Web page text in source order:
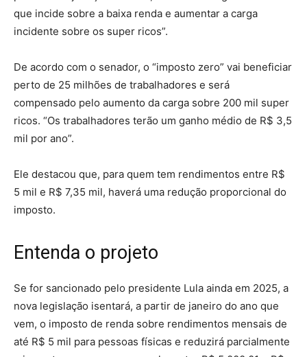
que incide sobre a baixa renda e aumentar a carga
incidente sobre os super ricos”.
De acordo com o senador, o “imposto zero” vai beneficiar
perto de 25 milhões de trabalhadores e será
compensado pelo aumento da carga sobre 200 mil super
ricos. “Os trabalhadores terão um ganho médio de R$ 3,5
mil por ano”.
Ele destacou que, para quem tem rendimentos entre R$
5 mil e R$ 7,35 mil, haverá uma redução proporcional do
imposto.
Entenda o projeto
Se for sancionado pelo presidente Lula ainda em 2025, a
nova legislação isentará, a partir de janeiro do ano que
vem, o imposto de renda sobre rendimentos mensais de
até R$ 5 mil para pessoas físicas e reduzirá parcialmente